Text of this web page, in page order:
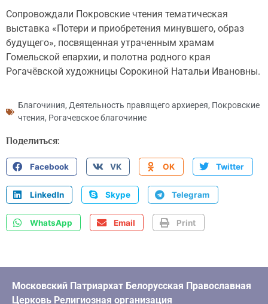
Сопровождали Покровские чтения тематическая
выставка «Потери и приобретения минувшего, образ
будущего», посвященная утраченным храмам
Гомельской епархии, и полотна родного края
Рогачёвской художницы Сорокиной Натальи Ивановны.
Благочиния, Деятельность правящего архиерея, Покровские
чтения, Рогачевское благочиние
Поделиться:
Facebook VK OK Twitter
LinkedIn Skype Telegram
WhatsApp Email Print
Московский Патриархат Белорусская Православная
Церковь Религиозная организация